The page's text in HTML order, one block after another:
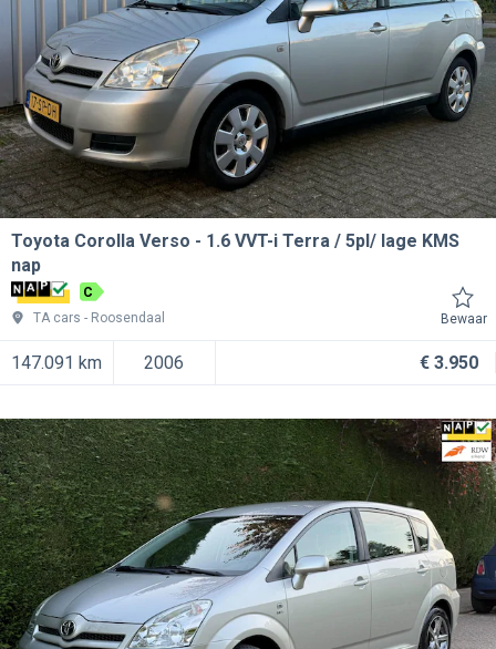
Toyota Corolla Verso
1.6 VVT-i Terra / 5pl/ lage KMS
nap
C
TA cars
Roosendaal Bewaar
147.091 km 2006 € 3.950